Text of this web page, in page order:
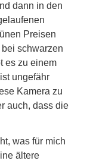
dann in den
Preisen
schwarzen
es zu einem
ungefähr
Kamera zu
auch, dass die
was für mich
ältere